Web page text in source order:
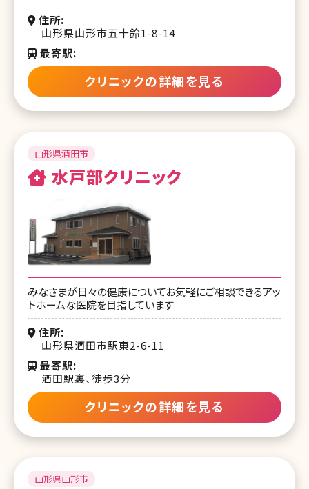
住所
山形県山形市五十鈴1-8-14
最寄駅
クリニックの詳細を見る
山形県酒田市
水戸部クリニック
みなさまが日々の健康についてお気軽にご相談できるアッ
トホームな医院を目指しています
住所
山形県酒田市駅東2-6-11
最寄駅
酒田駅裏、徒歩3分
クリニックの詳細を見る
山形県山形市